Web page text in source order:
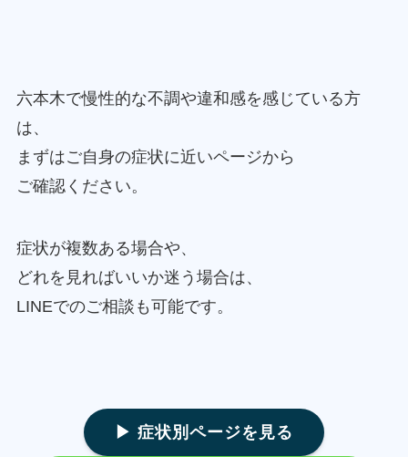
六本木で慢性的な不調や違和感を感じている方
は、
まずはご自身の症状に近いページから
ご確認ください。
症状が複数ある場合や、
どれを見ればいいか迷う場合は、
LINEでのご相談も可能です。
▶ 症状別ページを見る